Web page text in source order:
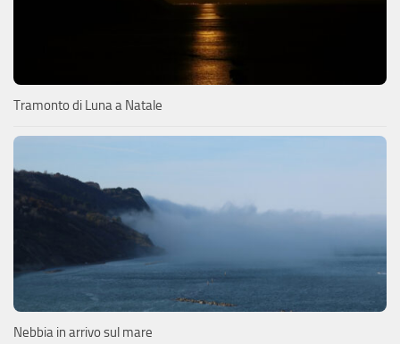
Tramonto di Luna a Natale
Nebbia in arrivo sul mare